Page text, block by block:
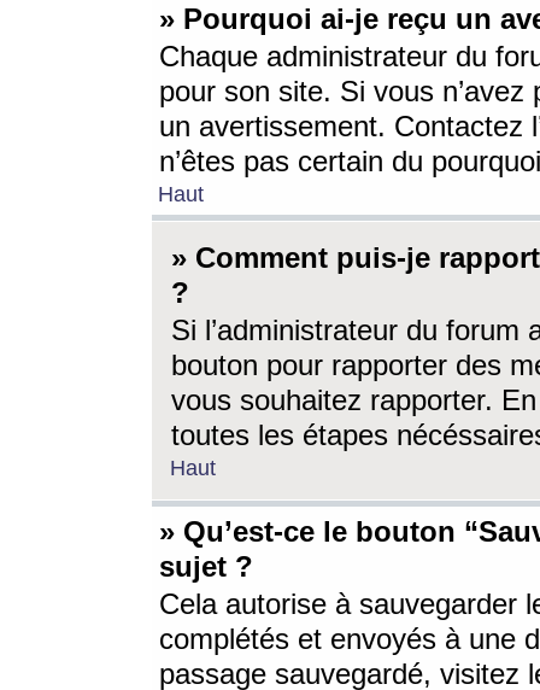
» Pourquoi ai-je reçu un
Chaque administrateur du
pour son site. Si vous
un avertissement. Contactez
n’êtes pas certain du
Haut
» Comment puis-je
?
Si l’administrateur du forum
bouton pour rapporter des
vous souhaitez rapporter.
toutes les étapes
Haut
» Qu’est-ce le bouton
sujet ?
Cela autorise à sauvegarder
complétés et envoyés à une
passage sauvegardé, visitez